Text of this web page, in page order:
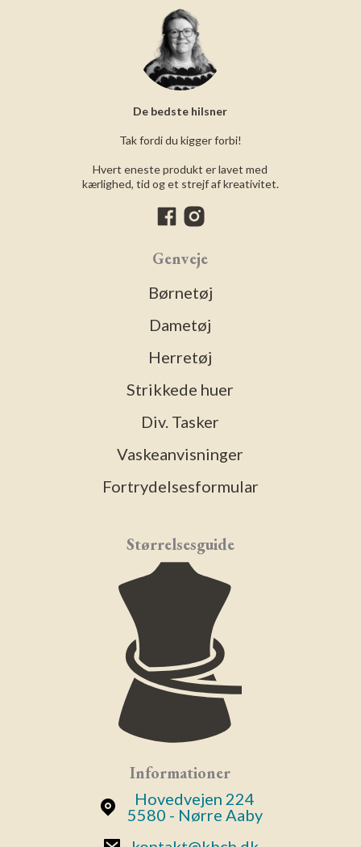
De bedste hilsner
Tak fordi du kigger forbi!
Hvert eneste produkt er lavet med
kærlighed, tid og et strejf af kreativitet.
Genveje
Børnetøj
Dametøj
Herretøj
Strikkede huer
Div. Tasker
Vaskeanvisninger
Fortrydelsesformular
Størrelsesguide
Informationer
Hovedvejen 224
5580 - Nørre Aaby